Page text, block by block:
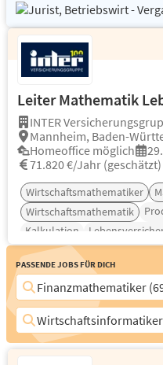
Leiter Mathematik
INTER
Mannheim, Baden-
Homeoffice möglich
71.820 €/Jahr (geschätzt)
Wirtschaftsmathematiker
Wirtschaftsmathematik
Kalkulation
Passende Jobs für Dich
Finanzmathematiker
Wirtschaftsinformatiker